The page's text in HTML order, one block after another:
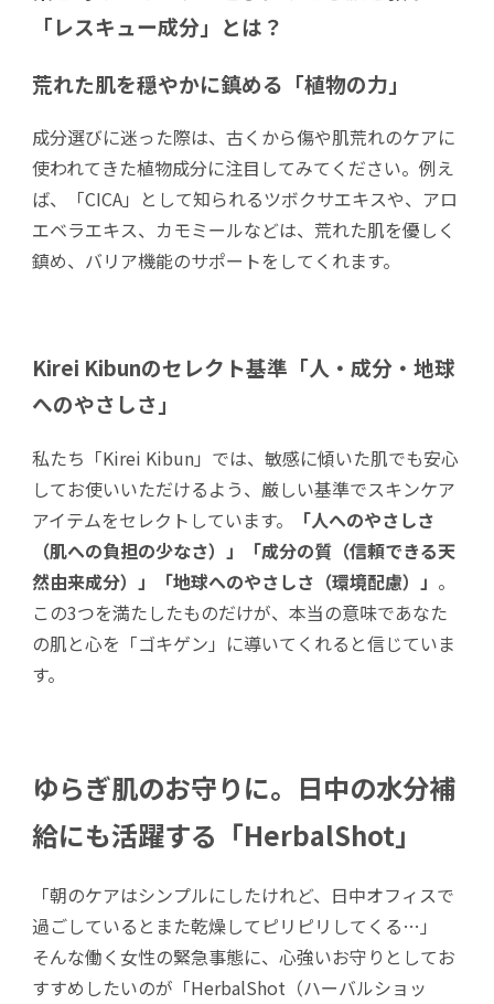
「レスキュー成分」とは？
荒れた肌を穏やかに鎮める「植物の力」
成分選びに迷った際は、古くから傷や肌荒れのケアに
使われてきた植物成分に注目してみてください。例え
ば、「CICA」として知られるツボクサエキスや、アロ
エベラエキス、カモミールなどは、荒れた肌を優しく
鎮め、バリア機能のサポートをしてくれます。
Kirei Kibunのセレクト基準「人・成分・地球
へのやさしさ」
私たち「Kirei Kibun」では、敏感に傾いた肌でも安心
してお使いいただけるよう、厳しい基準でスキンケア
アイテムをセレクトしています。
「人へのやさしさ
（肌への負担の少なさ）」「成分の質（信頼できる天
然由来成分）」「地球へのやさしさ（環境配慮）」 。
この3つを満たしたものだけが、本当の意味であなた
の肌と心を「ゴキゲン」に導いてくれると信じていま
す。
ゆらぎ肌のお守りに。日中の水分補
給にも活躍する「HerbalShot」
「朝のケアはシンプルにしたけれど、日中オフィスで
過ごしているとまた乾燥してピリピリしてくる…」
そんな働く女性の緊急事態に、心強いお守りとしてお
すすめしたいのが「HerbalShot（ハーバルショッ